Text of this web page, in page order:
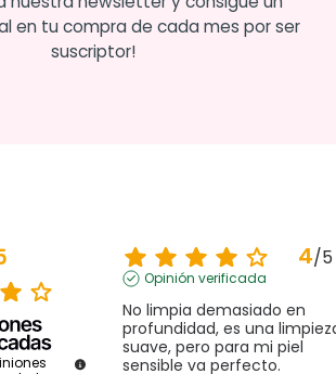
en tu compra de cada mes por ser
suscriptor!
4/5
Opinión verificada
No limpia demasiado en
profundidad, es una
suave, pero para mi piel
sensible va perfecto.